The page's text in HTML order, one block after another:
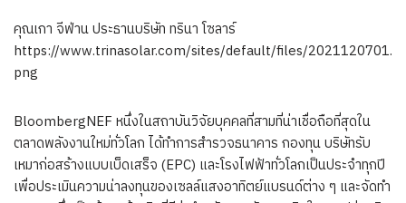
คุณเกา จีฟ่าน ประธานบริษัท ทรินา โซลาร์
https://www.trinasolar.com/sites/default/files/2021120701.
png
BloombergNEF หนึ่งในสถาบันวิจัยบุคคลที่สามที่น่าเชื่อถือที่สุดใน
ตลาดพลังงานใหม่ทั่วโลก ได้ทำการสำรวจธนาคาร กองทุน บริษัทรับ
เหมาก่อสร้างแบบเบ็ดเสร็จ (EPC) และโรงไฟฟ้าทั่วโลกเป็นประจำทุกปี
เพื่อประเมินความน่าลงทุนของเซลล์แสงอาทิตย์แบรนด์ต่าง ๆ และจัดทำ